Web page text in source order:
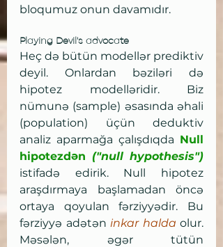
bloqumuz onun davamıdır.
Playing Devil's advocate
Heç də bütün modellər prediktiv
deyil. Onlardan bəziləri də
hipotez modelləridir. Biz
nümunə (sample) əsasında əhali
(population) üçün deduktiv
analiz aparmağa çalışdıqda Null
hipotezdən ("null hypothesis")
istifadə edirik. Null hipotez
araşdırmaya başlamadan öncə
ortaya qoyulan fərziyyədir. Bu
fərziyyə adətən inkar halda olur.
Məsələn, əgər tütün